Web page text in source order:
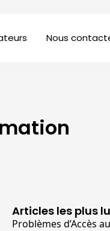
Nous
Articles les plus
Problèmes d’Accès